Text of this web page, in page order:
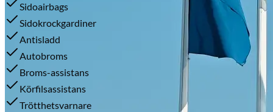
Skadeverkstad
Sidoairbags
Sidokrockgardiner
Antisladd
Autobroms
Broms-assistans
Körfilsassistans
Trötthetsvarnare